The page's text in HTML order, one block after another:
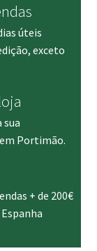
úteis
exceto
sua
Portimão.
+ de 200€